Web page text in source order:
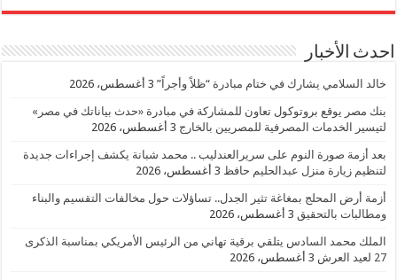
احدث الأخبار
خالد السلامي يشارك في ختام مبادرة “ظلاً وأجراً” 3 أغسطس، 2026
بنك مصر يوقع بروتوكول تعاون للمشاركة في مبادرة «حدث بياناتك في مصر»
لتيسير الخدمات المصرفية للمصريين بالخارج 3 أغسطس، 2026
بعد أزمة صورة النوم على سريرالعندليب .. محمد شبانة يكشف إجراءات جديدة
لتنظيم زيارة منزل عبدالحليم حافظ 3 أغسطس، 2026
أزمة أرض المحلج بمغاغة تثير الجدل.. تساؤلات حول مخالفات التقسيم والبناء
ومطالبات بالتحقيق 3 أغسطس، 2026
الملك محمد السادس يتلقي برقية تهاني من الرئيس الأمريكي بمناسبة الذكرى
27 لعيد العرش
3 أغسطس، 2026